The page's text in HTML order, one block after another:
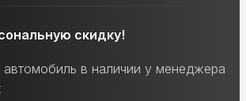
скидку!
в наличии у менеджера